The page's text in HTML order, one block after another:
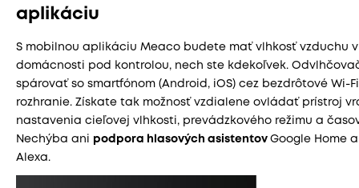
aplikáciu
S mobilnou aplikáciu Meaco budete mať vlhkosť vzduchu v
domácnosti pod kontrolou, nech ste kdekoľvek.
spárovať so smartfónom (Android, iOS) cez bezdrôtové Wi-Fi
rozhranie. Získate tak možnosť vzdialene ovládať prístroj
nastavenia cieľovej vlhkosti, prevádzkového režimu a
Nechýba ani podpora hlasových asistentov Google Home
Alexa.